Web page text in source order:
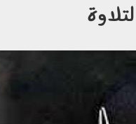
170103.jpg